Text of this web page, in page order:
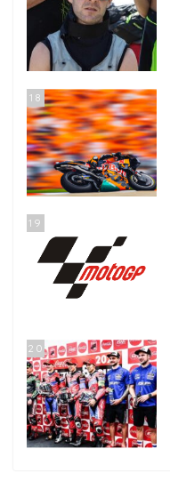
18
19
20